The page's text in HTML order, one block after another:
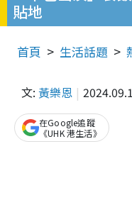
貼地
首頁 生活話題
文: 黃樂恩
在Google追蹤
《UHK 港生活》